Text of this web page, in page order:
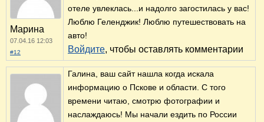
Марина
07.04.16 12:03
#12
отеле увлеклась...и надолго загостилась у вас!
Люблю Геленджик! Люблю путешествовать на
авто!
Войдите, чтобы оставлять комментарии
Галина, ваш сайт нашла когда искала
информацию о Пскове и области. С того
времени читаю, смотрю фотографии и
наслаждаюсь! Мы начали ездить по России